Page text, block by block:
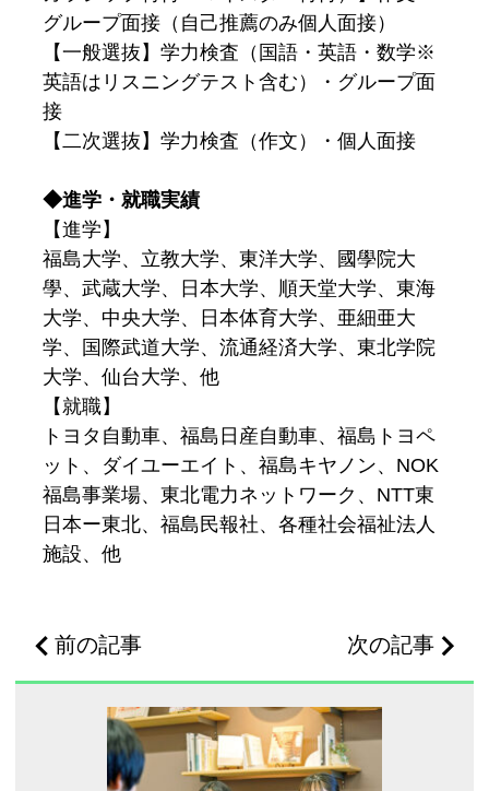
グループ面接（自己推薦のみ個人面接）
【一般選抜】学力検査（国語・英語・数学※
英語はリスニングテスト含む）・グループ面
接
【二次選抜】学力検査（作文）・個人面接
◆進学・就職実績
【進学】
福島大学、立教大学、東洋大学、國學院大
學、武蔵大学、日本大学、順天堂大学、東海
大学、中央大学、日本体育大学、亜細亜大
学、国際武道大学、流通経済大学、東北学院
大学、仙台大学、他
【就職】
トヨタ自動車、福島日産自動車、福島トヨペ
ット、ダイユーエイト、福島キヤノン、NOK
福島事業場、東北電力ネットワーク、NTT東
日本ー東北、福島民報社、各種社会福祉法人
施設、他
前の記事 次の記事